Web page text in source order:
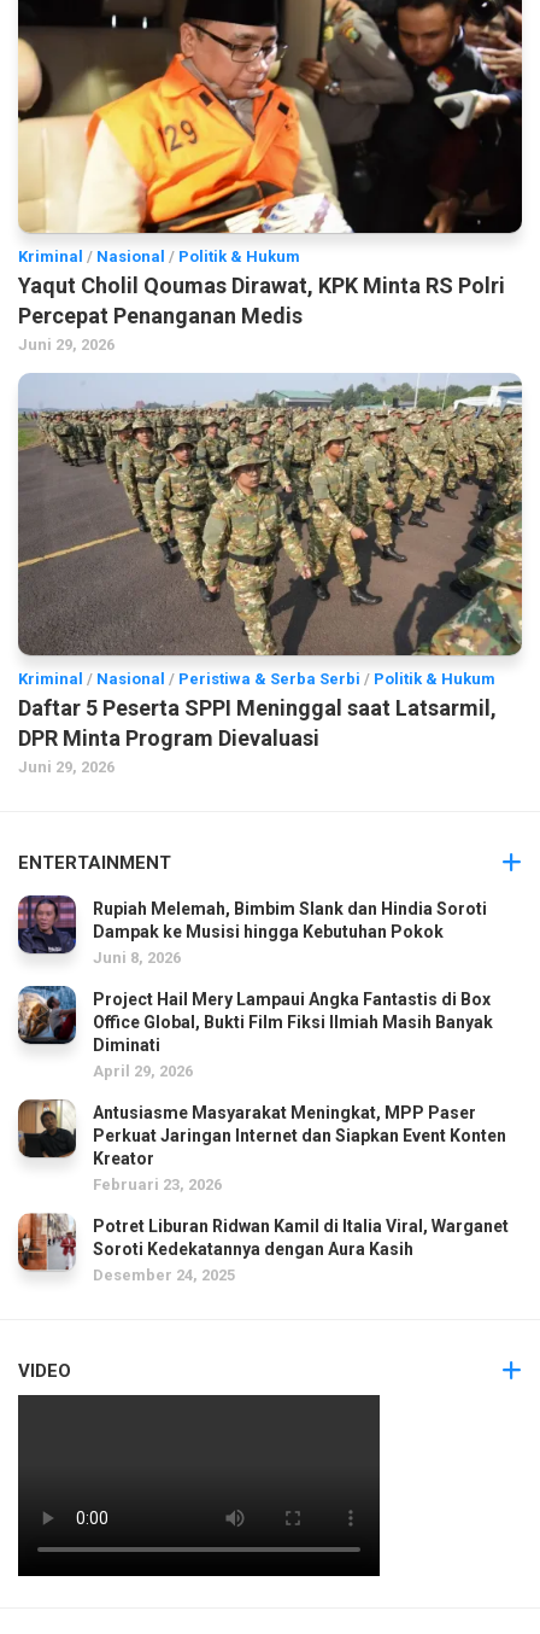
Kriminal / Nasional / Politik & Hukum
Yaqut Cholil Qoumas Dirawat, KPK Minta RS Polri
Percepat Penanganan Medis
Juni 29, 2026
Kriminal / Nasional / Peristiwa & Serba Serbi / Politik & Hukum
Daftar 5 Peserta SPPI Meninggal saat Latsarmil,
DPR Minta Program Dievaluasi
Juni 29, 2026
ENTERTAINMENT
Rupiah Melemah, Bimbim Slank dan Hindia Soroti
Dampak ke Musisi hingga Kebutuhan Pokok
Juni 8, 2026
Project Hail Mery Lampaui Angka Fantastis di Box
Office Global, Bukti Film Fiksi Ilmiah Masih Banyak
Diminati
April 29, 2026
Antusiasme Masyarakat Meningkat, MPP Paser
Perkuat Jaringan Internet dan Siapkan Event Konten
Kreator
Februari 23, 2026
Potret Liburan Ridwan Kamil di Italia Viral, Warganet
Soroti Kedekatannya dengan Aura Kasih
Desember 24, 2025
VIDEO